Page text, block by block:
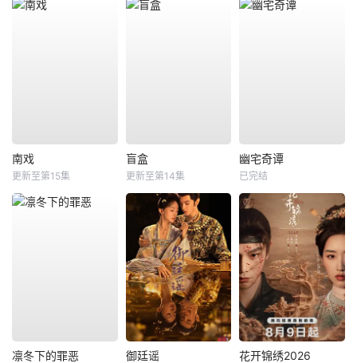
南戏
更新至第15集
盲盒
更新至第14集
幽宅奇谭
已完结
凛冬下的罪恶 御廷谣 花开锦绣2026